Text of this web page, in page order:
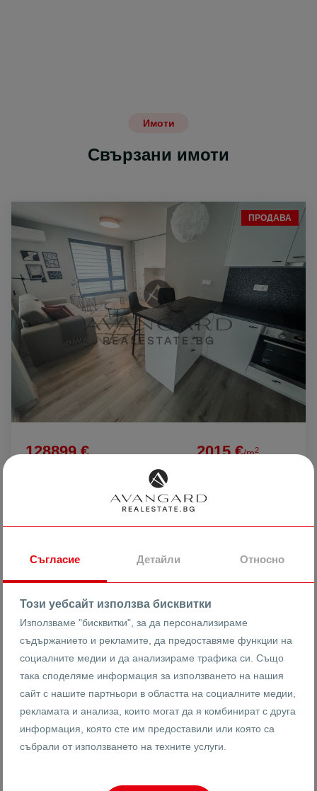
Имоти
Свързани имоти
ПРОДАВА
128899 €
2015 €/m2
Луксозен едностаен маг. Лекси
Реф #
1от 7
Етаж
64 m
Площ
Калоян Шишков
Брокер
Съгласие Детайли Относно
Този уебсайт използва бисквитки
Използваме "бисквитки", за да персонализираме
съдържанието и рекламите, да предоставяме функции на
социалните медии и да анализираме трафика си. Също
така споделяме информация за използването на нашия
сайт с нашите партньори в областта на социалните медии,
рекламата и анализа, които могат да я комбинират с друга
информация, която сте им предоставили или която са
събрали от използването на техните услуги.